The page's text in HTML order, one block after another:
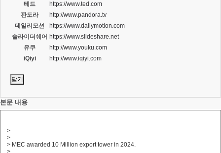
테드
https://www.ted.com
판도라
http://www.pandora.tv
데일리모션
https://www.dailymotion.com
슬라이더쉐어 https://www.slideshare.net
유쿠
http://www.youku.com
iQiyi
http://www.iqiyi.com
닫기
본문 내용